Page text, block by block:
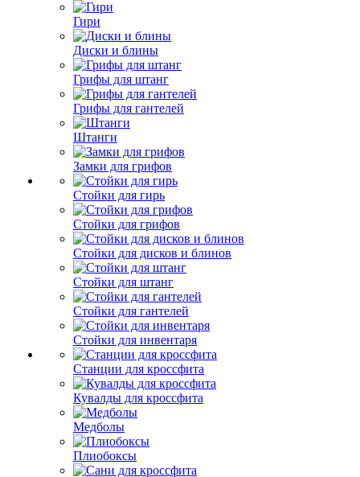
Гири
Диски и блины
Грифы для штанг
Грифы для гантелей
Штанги
Замки для грифов
Стойки для гирь
Стойки для грифов
Стойки для дисков и блинов
Стойки для штанг
Стойки для гантелей
Стойки для инвентаря
Станции для кроссфита
Кувалды для кроссфита
Медболы
Плиобоксы